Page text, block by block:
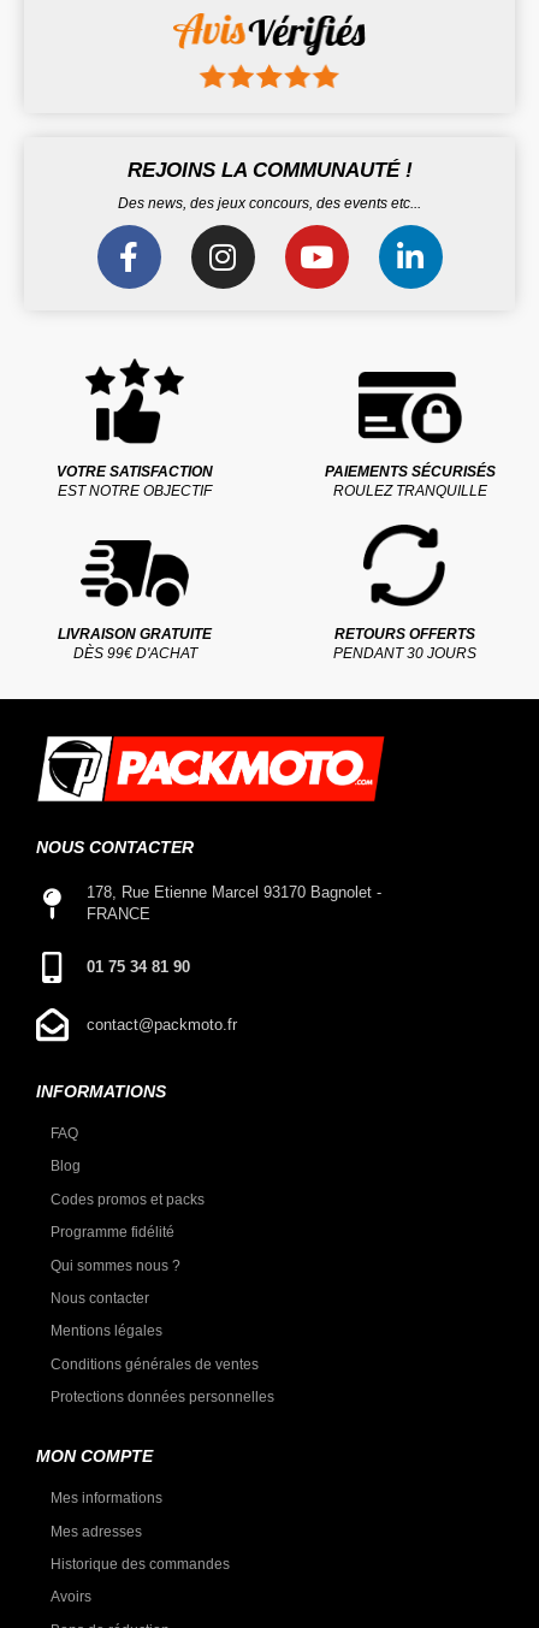
REJOINS LA COMMUNAUTÉ !
Des news, des jeux concours, des events etc...
VOTRE SATISFACTION
EST NOTRE OBJECTIF
PAIEMENTS SÉCURISÉS
ROULEZ TRANQUILLE
LIVRAISON GRATUITE
DÈS 99€ D'ACHAT
RETOURS OFFERTS
PENDANT 30 JOURS
NOUS CONTACTER
178, Rue Etienne Marcel 93170 Bagnolet -
FRANCE
01 75 34 81 90
contact@packmoto.fr
INFORMATIONS
FAQ
Blog
Codes promos et packs
Programme fidélité
Qui sommes nous ?
Nous contacter
Mentions légales
Conditions générales de ventes
Protections données personnelles
MON COMPTE
Mes informations
Mes adresses
Historique des commandes
Avoirs